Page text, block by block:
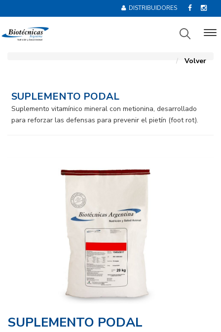
DISTRIBUIDORES
Volver
SUPLEMENTO PODAL
Suplemento vitamínico mineral con metionina, desarrollado
para reforzar las defensas para prevenir el pietín (foot rot).
SUPLEMENTO PODAL